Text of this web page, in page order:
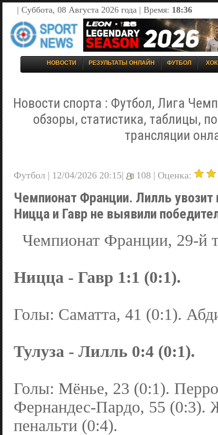
| Суббота, 08 Августа 2026 года | Время: 18:36
НОВОСТИ РЕЗУЛЬТАТЫ ОНЛАЙН ФУТБОЛ
Новости спорта : Футбол, Лига
обзоры, статистика, таблицы,
трансляции
Футбол | 12/04/2026 20:15| 108 | Оценка:
Чемпионат Франции. Лилль увозит
Ницца и Гавр не выявили
Чемпионат Франции, 29-й
Ницца - Гавр 1:1 (0:1).
Голы: Саматта, 41 (0:1).
Тулуза - Лилль 0:4 (0:1).
Голы: Мёнье, 23 (0:1).
Фернандес-Пардо, 55 (0:3).
пенальти (0:4).